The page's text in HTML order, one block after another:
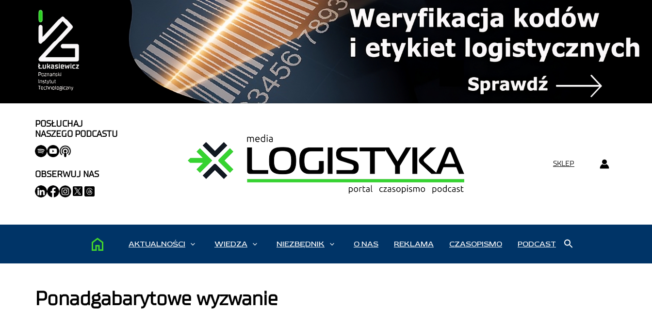
POSŁUCHAJ
NASZEGO PODCASTU
OBSERWUJ NAS
SKLEP
AKTUALNOŚCI WIEDZA NIEZBĘDNIK O NAS REKLAMA CZASOPISMO PODCAST
Ponadgabarytowe wyzwanie